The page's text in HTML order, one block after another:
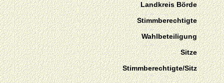
Landkreis Börde
Stimmberechtigte
Wahlbeteiligung
Sitze
Stimmberechtigte/Sitz